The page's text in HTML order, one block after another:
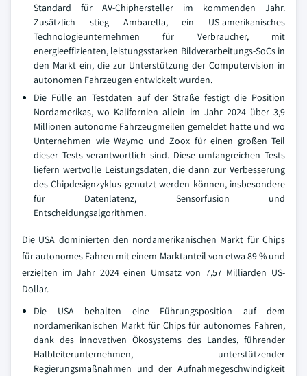
Standard für AV-Chiphersteller im kommenden Jahr.
Zusätzlich stieg Ambarella, ein US-amerikanisches
Technologieunternehmen für Verbraucher, mit
energieeffizienten, leistungsstarken Bildverarbeitungs-SoCs in
den Markt ein, die zur Unterstützung der Computervision in
autonomen Fahrzeugen entwickelt wurden.
Die Fülle an Testdaten auf der Straße festigt die Position
Nordamerikas, wo Kalifornien allein im Jahr 2024 über 3,9
Millionen autonome Fahrzeugmeilen gemeldet hatte und wo
Unternehmen wie Waymo und Zoox für einen großen Teil
dieser Tests verantwortlich sind. Diese umfangreichen Tests
liefern wertvolle Leistungsdaten, die dann zur Verbesserung
des Chipdesignzyklus genutzt werden können, insbesondere
für Datenlatenz, Sensorfusion und
Entscheidungsalgorithmen.
Die USA dominierten den nordamerikanischen Markt für Chips
für autonomes Fahren mit einem Marktanteil von etwa 89 % und
erzielten im Jahr 2024 einen Umsatz von 7,57 Milliarden US-
Dollar.
Die USA behalten eine Führungsposition auf dem
nordamerikanischen Markt für Chips für autonomes Fahren,
dank des innovativen Ökosystems des Landes, führender
Halbleiterunternehmen, unterstützender
Regierungsmaßnahmen und der Aufnahmegeschwindigkeit